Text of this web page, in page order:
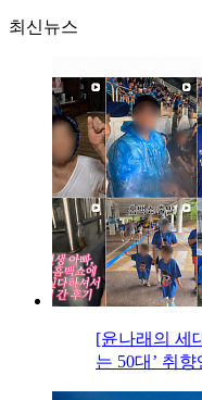
최신뉴스
[윤나래의 세
는 50대’ 취